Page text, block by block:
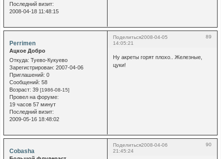
Последний визит:
2008-04-18 11:48:15
Поделиться 89
2008-04-05
14:05:21
Perrimen
Ацкое Добро
Откуда: Туево-Кукуево
Зарегистрирован: 2007-04-06
Приглашений: 0
Сообщений: 58
Возраст: 39 [1986-08-15]
Провел на форуме:
19 часов 57 минут
Последний визит:
2009-05-16 18:48:02
Ну акреты горят плохо.. Железные,
цуки!
Поделиться 90
2008-04-06
21:45:24
Cobasha